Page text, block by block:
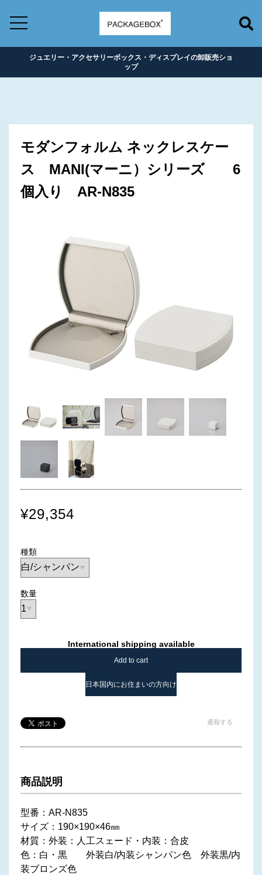
ジュエリー・アクセサリーボックス・ディスプレイの卸販売ショ
ップ
モダンフォルム ネックレスケー
ス MANI(マーニ）シリーズ 6
個入り AR-N835
¥29,354
種類
数量
International shipping available
Add to cart
日本国内にお住まいの方向け
通報する
商品説明
型番：AR-N835
サイズ：190×190×46㎜
材質：外装：人工スェード・内装：合皮
色：白・黒 外装白/内装シャンパン色 外装黒/内
装ブロンズ色